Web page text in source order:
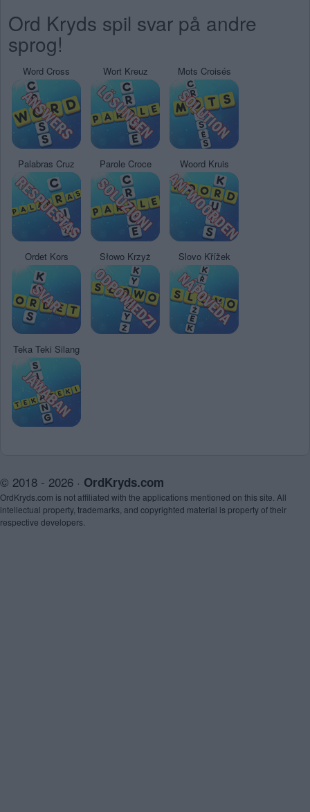
Ord Kryds spil svar på andre
sprog!
Word Cross Wort Kreuz Mots Croisés
Palabras Cruz Parole Croce Woord Kruis
Ordet Kors Słowo Krzyż Slovo Křížek
Teka Teki Silang
© 2018 - 2026 · OrdKryds.com
OrdKryds.com is not affiliated with the applications mentioned on this site. All
intellectual property, trademarks, and copyrighted material is property of their
respective developers.